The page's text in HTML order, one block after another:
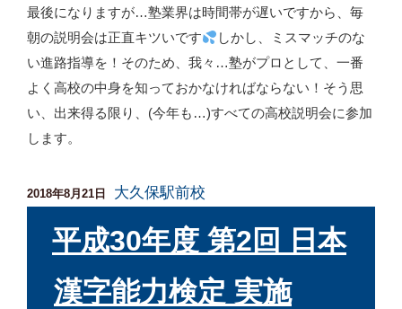
最後になりますが…塾業界は時間帯が遅いですから、毎
朝の説明会は正直キツいです
しかし、ミスマッチのな
い進路指導を！そのため、我々…塾がプロとして、一番
よく高校の中身を知っておかなければならない！そう思
い、出来得る限り、(今年も…)すべての高校説明会に参加
します。
投
2018年8月21日 大久保駅前校
平成30年度 第2回 日本
漢字能力検定 実施